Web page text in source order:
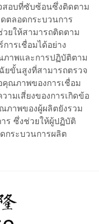
สอบที่ซับซ้อนซึ่งติดตาม
ตลอดกระบวนการ
ยให้สามารถติดตาม
ารเชื่อมได้อย่าง
าพและการปฏิบัติตาม
ยขั้นสูงที่สามารถตรวจ
ณภาพของการเชื่อม
ามเสี่ยงของการเกิดข้อ
าพของผู้ผลิตยังรวม
ร ซึ่งช่วยให้ผู้ปฏิบัติ
กระบวนการผลิต